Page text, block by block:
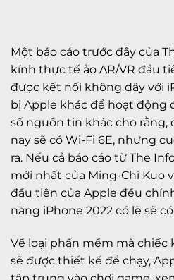
Một báo cáo trước đây của
kính thực tế ảo AR/VR đầu
được kết nối không dây với
bị Apple khác để hoạt động
số nguồn tin khác cho rằng,
nay sẽ có Wi-Fi 6E, nhưng
ra. Nếu cả báo cáo từ The
mới nhất của Ming-Chi Kuo
đầu tiên của Apple đều
năng iPhone 2022 có lẽ sẽ
Về loại phần mềm mà chiếc
sẽ được thiết kế để chạy,